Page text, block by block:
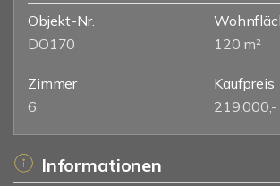
Objekt-Nr.
DO170
120 m²
Zimmer
6
Kaufpreis
219.000,-
Informationen